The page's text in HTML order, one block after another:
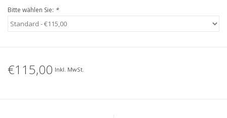
Bitte wählen Sie: *
€115,00 Inkl. MwSt.